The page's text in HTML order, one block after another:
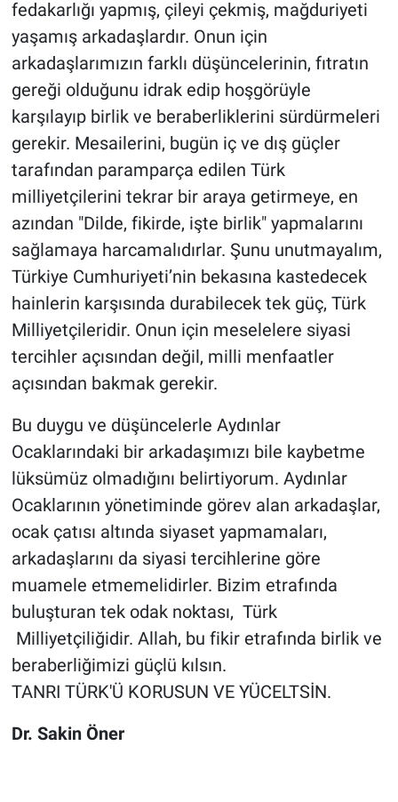
fedakarlığı yapmış, çileyi çekmiş, mağduriyeti
yaşamış arkadaşlardır. Onun için
arkadaşlarımızın farklı düşüncelerinin, fıtratın
gereği olduğunu idrak edip hoşgörüyle
karşılayıp birlik ve beraberliklerini sürdürmeleri
gerekir. Mesailerini, bugün iç ve dış güçler
tarafından paramparça edilen Türk
milliyetçilerini tekrar bir araya getirmeye, en
azından "Dilde, fikirde, işte birlik" yapmalarını
sağlamaya harcamalıdırlar. Şunu unutmayalım,
Türkiye Cumhuriyeti’nin bekasına kastedecek
hainlerin karşısında durabilecek tek güç, Türk
Milliyetçileridir. Onun için meselelere siyasi
tercihler açısından değil, milli menfaatler
açısından bakmak gerekir.
Bu duygu ve düşüncelerle Aydınlar
Ocaklarındaki bir arkadaşımızı bile kaybetme
lüksümüz olmadığını belirtiyorum. Aydınlar
Ocaklarının yönetiminde görev alan arkadaşlar,
ocak çatısı altında siyaset yapmamaları,
arkadaşlarını da siyasi tercihlerine göre
muamele etmemelidirler. Bizim etrafında
buluşturan tek odak noktası, Türk
Milliyetçiliğidir. Allah, bu fikir etrafında birlik ve
beraberliğimizi güçlü kılsın.
TANRI TÜRK'Ü KORUSUN VE YÜCELTSİN.
Dr. Sakin Öner